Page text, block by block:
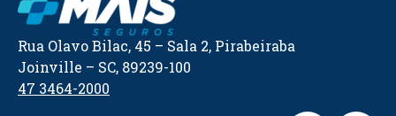
Rua Olavo Bilac, 45 – Sala 2, Pirabeiraba
Joinville – SC, 89239-100
47 3464-2000